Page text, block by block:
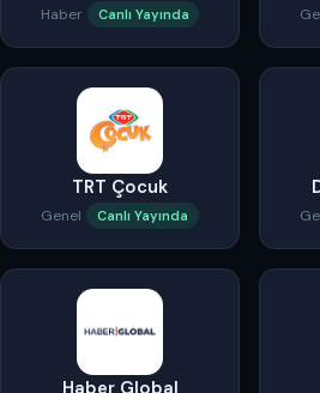
Haber Canlı Yayında
TRT Çocuk
Genel Canlı Yayında